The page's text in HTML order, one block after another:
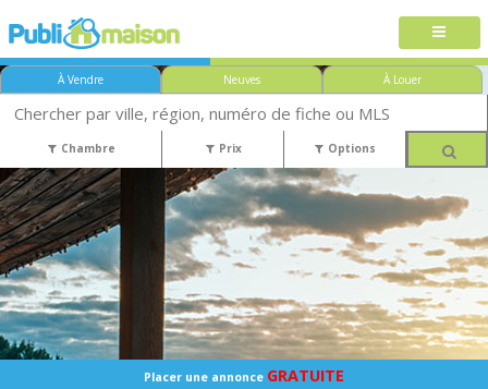
À Vendre Neuves À Louer
Chambre Prix Options
Placer une annonce GRATUITE